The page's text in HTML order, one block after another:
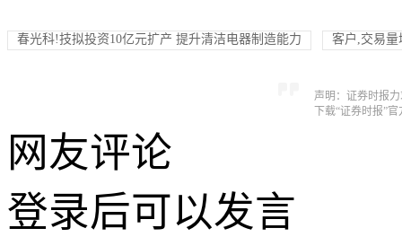
春光科!技拟投资10亿元扩产 提升清洁电器制造能力 客户,交易量
声明：证券时报
下载“证券时报”
网友评论
登录后可以发言